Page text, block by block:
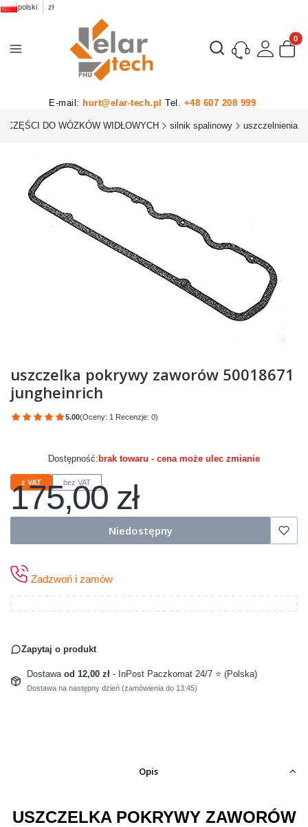
polski zł
Otwórz wyszukiwarkę
E-mail: hurt@elar-tech.pl Tel. +48 607 208 999
CZĘŚCI DO WÓZKÓW WIDŁOWYCH silnik spalinowy uszczelnienia
uszczelka pokrywy zaworów 50018671
jungheinrich
5.00(Oceny: 1 Recenzje: 0)
Przejdź do sekcji Opinie
Dostępność: brak towaru - cena może ulec zmianie
z VAT bez VAT
Cena
175,00 zł
Niedostępny
Zadzwoń i zamów
Zapytaj o produkt
Dostawa od 12,00 zł - InPost Paczkomat 24/7 ⭐ (Polska)
Dostawa na następny dzień (zamówienia do 13:45)
Opis
USZCZELKA POKRYWY ZAWORÓW